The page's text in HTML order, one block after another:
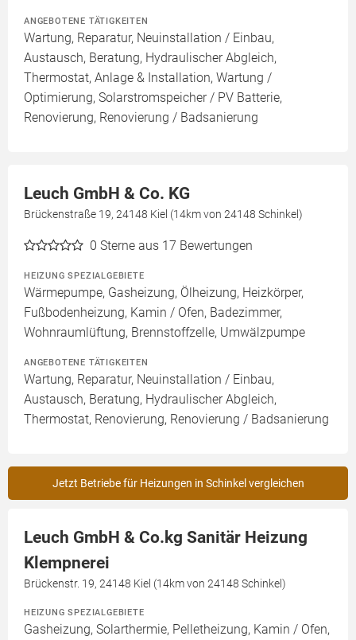
ANGEBOTENE TÄTIGKEITEN
Wartung, Reparatur, Neuinstallation / Einbau,
Austausch, Beratung, Hydraulischer Abgleich,
Thermostat, Anlage & Installation, Wartung /
Optimierung, Solarstromspeicher / PV Batterie,
Renovierung, Renovierung / Badsanierung
Leuch GmbH & Co. KG
Brückenstraße 19, 24148 Kiel (14km von 24148 Schinkel)
0 Sterne aus 17 Bewertungen
HEIZUNG SPEZIALGEBIETE
Wärmepumpe, Gasheizung, Ölheizung, Heizkörper,
Fußbodenheizung, Kamin / Ofen, Badezimmer,
Wohnraumlüftung, Brennstoffzelle, Umwälzpumpe
ANGEBOTENE TÄTIGKEITEN
Wartung, Reparatur, Neuinstallation / Einbau,
Austausch, Beratung, Hydraulischer Abgleich,
Thermostat, Renovierung, Renovierung / Badsanierung
Jetzt Betriebe für Heizungen in Schinkel vergleichen
Leuch GmbH & Co.kg Sanitär Heizung
Klempnerei
Brückenstr. 19, 24148 Kiel (14km von 24148 Schinkel)
HEIZUNG SPEZIALGEBIETE
Gasheizung, Solarthermie, Pelletheizung, Kamin / Ofen,